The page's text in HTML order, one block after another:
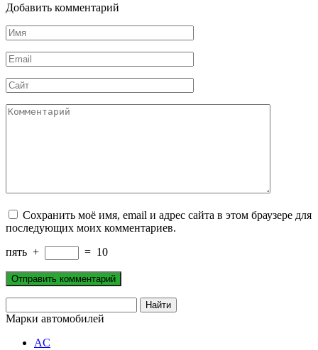
Добавить комментарий
Имя
*
Email
*
Сайт
Комментарий
Сохранить моё имя, email и адрес сайта в этом браузере для
последующих моих комментариев.
пять + = 10
Марки автомобилей
AC